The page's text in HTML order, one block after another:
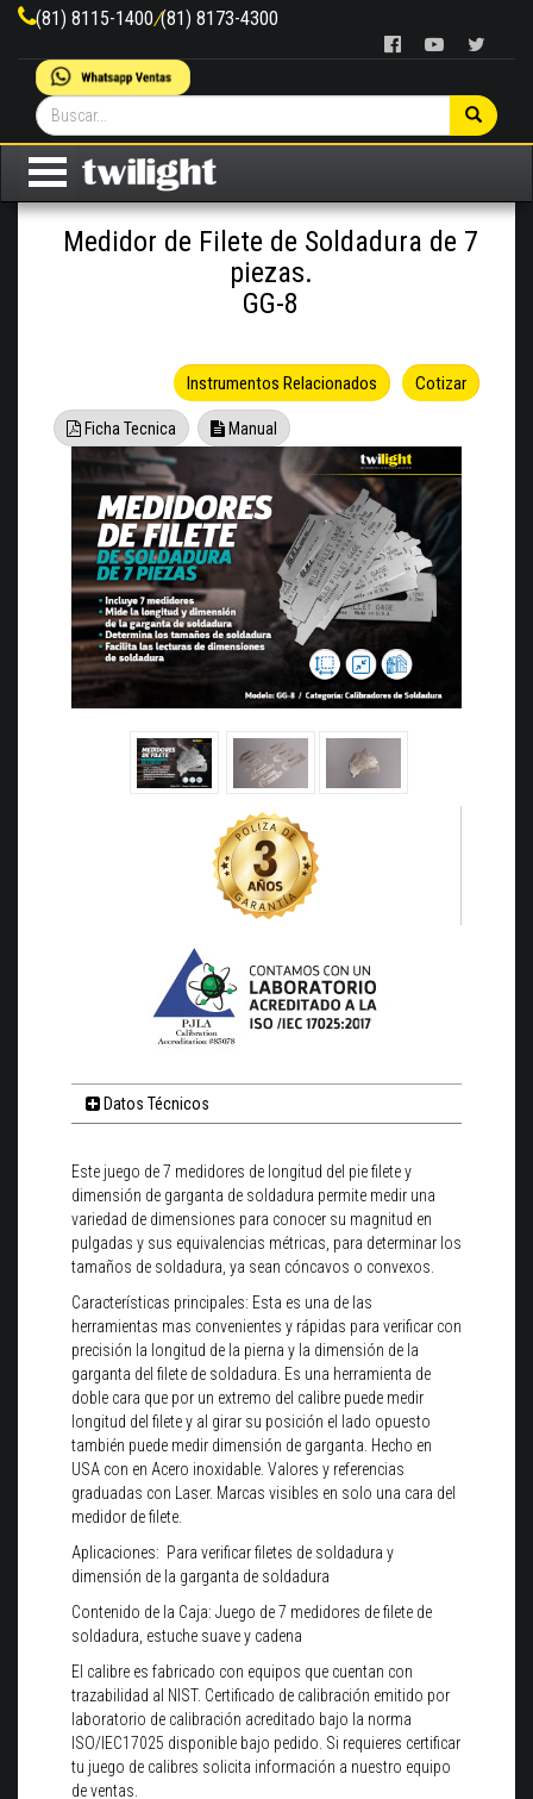
(81) 8115-1400/(81) 8173-4300
Medidor de Filete de Soldadura de 7
piezas.
GG-8
Cotizar
Instrumentos Relacionados
Ficha Tecnica Manual
Datos Técnicos
Este juego de 7 medidores de longitud del pie filete y
dimensión de garganta de soldadura permite medir una
variedad de dimensiones para conocer su magnitud en
pulgadas y sus equivalencias métricas, para determinar los
tamaños de soldadura, ya sean cóncavos o convexos.
Características principales: Esta es una de las
herramientas mas convenientes y rápidas para verificar con
precisión la longitud de la pierna y la dimensión de la
garganta del filete de soldadura. Es una herramienta de
doble cara que por un extremo del calibre puede medir
longitud del filete y al girar su posición el lado opuesto
también puede medir dimensión de garganta. Hecho en
USA con en Acero inoxidable. Valores y referencias
graduadas con Laser. Marcas visibles en solo una cara del
medidor de filete.
Aplicaciones: Para verificar filetes de soldadura y
dimensión de la garganta de soldadura
Contenido de la Caja: Juego de 7 medidores de filete de
soldadura, estuche suave y cadena
El calibre es fabricado con equipos que cuentan con
trazabilidad al NIST. Certificado de calibración emitido por
laboratorio de calibración acreditado bajo la norma
ISO/IEC17025 disponible bajo pedido. Si requieres certificar
tu juego de calibres solicita información a nuestro equipo
de ventas.